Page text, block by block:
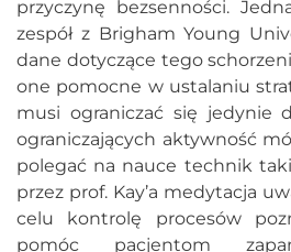
przyczynę bezsenności.
zespół z Brigham Young
dane dotyczące tego
one pomocne w ustalaniu
musi ograniczać się jedynie
ograniczających aktywność
polegać na nauce technik
przez prof. Kay’a medytacja
celu kontrolę procesów
pomóc pacjentom